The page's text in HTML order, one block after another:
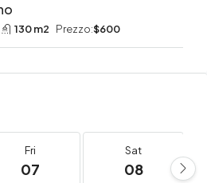
130 m2 Prezzo:$600
Fri
07
Sat
08